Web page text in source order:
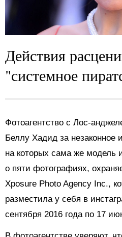
Действия
"системное
Фотоагентство с Лос-
Беллу Хадид за незаконное
на которых сама же модель
о пяти фотографиях,
Xposure Photo Agency Inc.,
разместила у себя в
сентября 2016 года по 17